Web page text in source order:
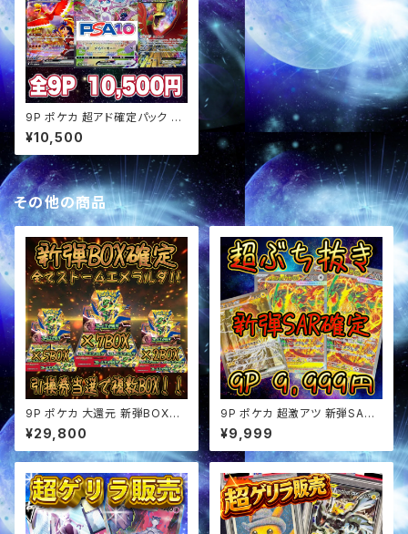
9P ポケカ 超アド確定パック オ
リパ
¥10,500
その他の商品
9P ポケカ 大還元 新弾BOX確
定 オリパ
¥29,800
9P ポケカ 超激アツ 新弾SAR
確定 ぶち抜き オリパ
¥9,999